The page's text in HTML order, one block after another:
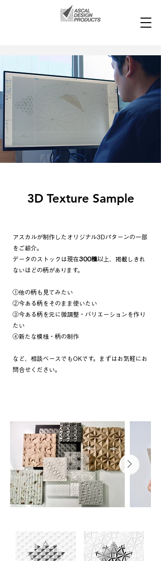
3D Texture Sample
アスカルが制作したオリジナル3Dパターンの一部
をご紹介。
データのストックは現在300種 以上、掲載しきれ
ないほどの柄があります。
①他の柄も見てみたい
②今ある柄をそのまま使いたい
③今ある柄を元に微調整・バリエーションを作り
たい
④新たな模様・柄の制作
​など、相談ベースでもOKです。まずはお気軽にお
問合せください。